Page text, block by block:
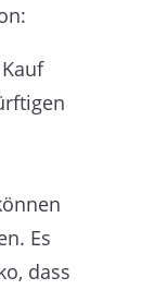
Es
dass